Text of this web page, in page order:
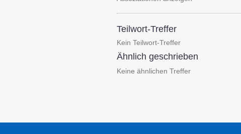
Teilwort-Treffer
Kein Teilwort-Treffer
Ähnlich geschrieben
Keine ähnlichen Treffer